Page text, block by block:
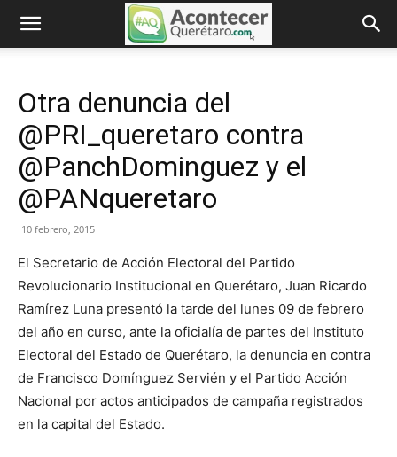
Otra denuncia del
@PRI_queretaro contra
@PanchDominguez y el
@PANqueretaro
10 febrero, 2015
El Secretario de Acción Electoral del Partido
Revolucionario Institucional en Querétaro, Juan Ricardo
Ramírez Luna presentó la tarde del lunes 09 de febrero
del año en curso, ante la oficialía de partes del Instituto
Electoral del Estado de Querétaro, la denuncia en contra
de Francisco Domínguez Servién y el Partido Acción
Nacional por actos anticipados de campaña registrados
en la capital del Estado.